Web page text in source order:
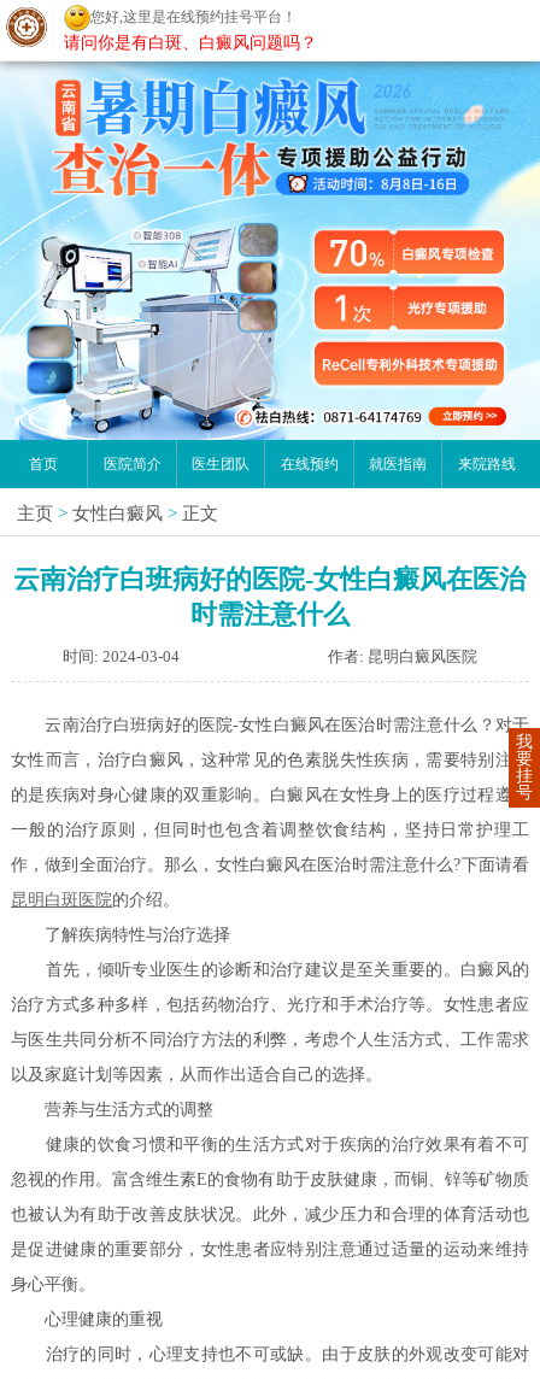
昆明白癜风医院
首页 医院简介 医生团队 在线预约 就医指南 来院路线
主页 > 女性白癜风 > 正文
云南治疗白班病好的医院-女性白癜风在医治
时需注意什么
时间: 2024-03-04 作者: 昆明白癜风医院
云南治疗白班病好的医院-女性白癜风在医治时需注意什么？对于
女性而言，治疗白癜风，这种常见的色素脱失性疾病，需要特别注意
的是疾病对身心健康的双重影响。白癜风在女性身上的医疗过程遵循
一般的治疗原则，但同时也包含着调整饮食结构，坚持日常护理工
作，做到全面治疗。那么，女性白癜风在医治时需注意什么?下面请看
昆明白斑医院的介绍。
了解疾病特性与治疗选择
首先，倾听专业医生的诊断和治疗建议是至关重要的。白癜风的
治疗方式多种多样，包括药物治疗、光疗和手术治疗等。女性患者应
与医生共同分析不同治疗方法的利弊，考虑个人生活方式、工作需求
以及家庭计划等因素，从而作出适合自己的选择。
营养与生活方式的调整
健康的饮食习惯和平衡的生活方式对于疾病的治疗效果有着不可
忽视的作用。富含维生素E的食物有助于皮肤健康，而铜、锌等矿物质
也被认为有助于改善皮肤状况。此外，减少压力和合理的体育活动也
是促进健康的重要部分，女性患者应特别注意通过适量的运动来维持
身心平衡。
心理健康的重视
治疗的同时，心理支持也不可或缺。由于皮肤的外观改变可能对
我
要
挂
号
您好,这里是在线预约挂号平台！
请问你是有白斑、白癜风问题吗？